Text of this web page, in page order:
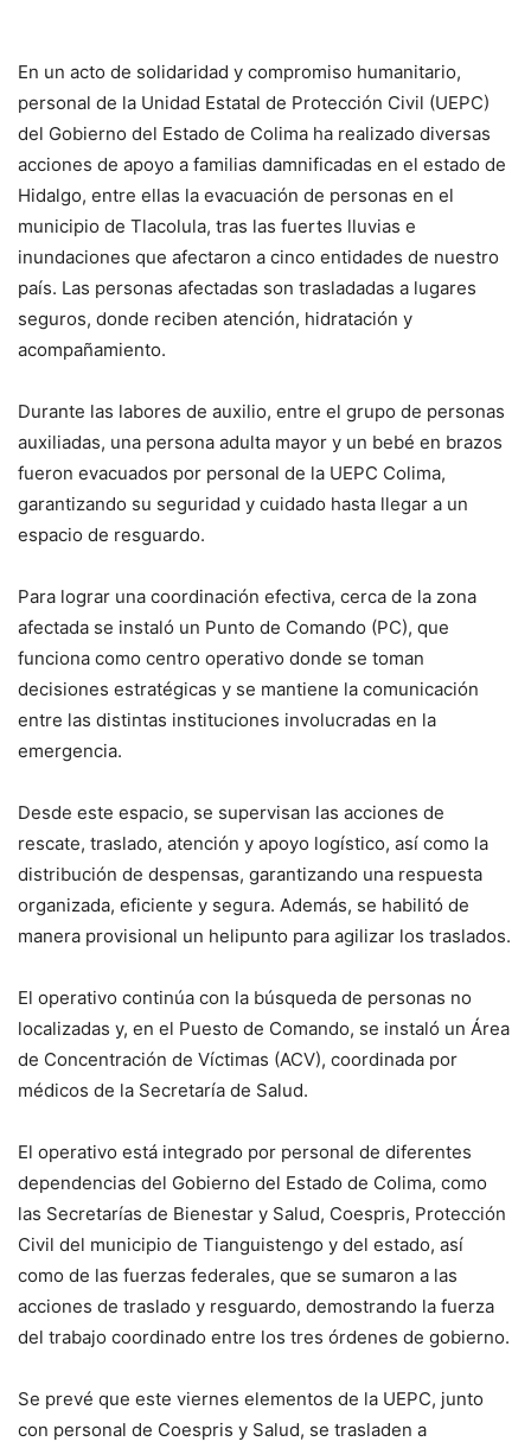
En un acto de solidaridad y compromiso humanitario,
personal de la Unidad Estatal de Protección Civil (UEPC)
del Gobierno del Estado de Colima ha realizado diversas
acciones de apoyo a familias damnificadas en el estado de
Hidalgo, entre ellas la evacuación de personas en el
municipio de Tlacolula, tras las fuertes lluvias e
inundaciones que afectaron a cinco entidades de nuestro
país. Las personas afectadas son trasladadas a lugares
seguros, donde reciben atención, hidratación y
acompañamiento.
Durante las labores de auxilio, entre el grupo de personas
auxiliadas, una persona adulta mayor y un bebé en brazos
fueron evacuados por personal de la UEPC Colima,
garantizando su seguridad y cuidado hasta llegar a un
espacio de resguardo.
Para lograr una coordinación efectiva, cerca de la zona
afectada se instaló un Punto de Comando (PC), que
funciona como centro operativo donde se toman
decisiones estratégicas y se mantiene la comunicación
entre las distintas instituciones involucradas en la
emergencia.
Desde este espacio, se supervisan las acciones de
rescate, traslado, atención y apoyo logístico, así como la
distribución de despensas, garantizando una respuesta
organizada, eficiente y segura. Además, se habilitó de
manera provisional un helipunto para agilizar los traslados.
El operativo continúa con la búsqueda de personas no
localizadas y, en el Puesto de Comando, se instaló un Área
de Concentración de Víctimas (ACV), coordinada por
médicos de la Secretaría de Salud.
El operativo está integrado por personal de diferentes
dependencias del Gobierno del Estado de Colima, como
las Secretarías de Bienestar y Salud, Coespris, Protección
Civil del municipio de Tianguistengo y del estado, así
como de las fuerzas federales, que se sumaron a las
acciones de traslado y resguardo, demostrando la fuerza
del trabajo coordinado entre los tres órdenes de gobierno.
Se prevé que este viernes elementos de la UEPC, junto
con personal de Coespris y Salud, se trasladen a